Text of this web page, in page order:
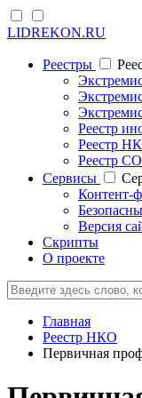
LIDREKON.RU
Реестры
Реестр
Реестр
Реестр
Cервисы
Контент-
Версия
Скрипты
О проекте
Главная
Реестр НКО
Первичная